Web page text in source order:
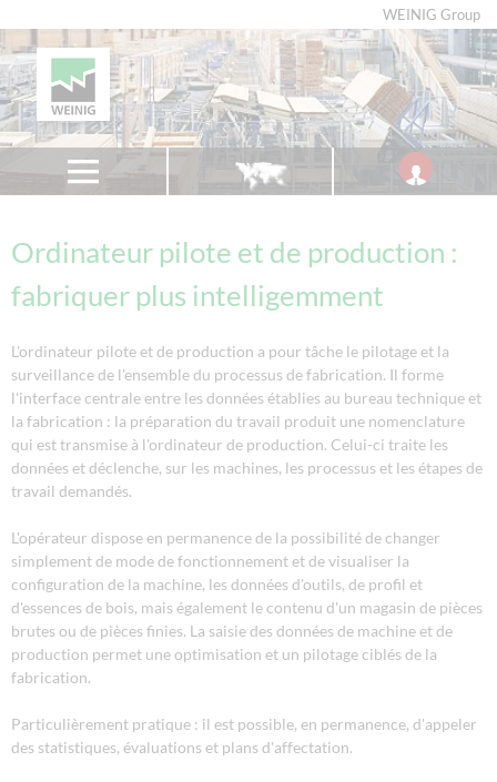
WEINIG Group
Ordinateur pilote et de production :
fabriquer plus intelligemment
L'ordinateur pilote et de production a pour tâche le pilotage et la
surveillance de l'ensemble du processus de fabrication. Il forme
l'interface centrale entre les données établies au bureau technique et
la fabrication : la préparation du travail produit une nomenclature
qui est transmise à l'ordinateur de production. Celui-ci traite les
données et déclenche, sur les machines, les processus et les étapes de
travail demandés.
L'opérateur dispose en permanence de la possibilité de changer
simplement de mode de fonctionnement et de visualiser la
configuration de la machine, les données d'outils, de profil et
d'essences de bois, mais également le contenu d'un magasin de pièces
brutes ou de pièces finies. La saisie des données de machine et de
production permet une optimisation et un pilotage ciblés de la
fabrication.
Particulièrement pratique : il est possible, en permanence, d'appeler
des statistiques, évaluations et plans d'affectation.